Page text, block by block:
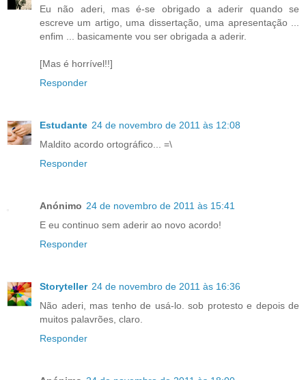
Eu não aderi, mas é-se obrigado a aderir quando se
escreve um artigo, uma dissertação, uma apresentação ...
enfim ... basicamente vou ser obrigada a aderir.
[Mas é horrível!!]
Responder
Estudante 24 de novembro de 2011 às 12:08
Maldito acordo ortográfico... =\
Responder
Anónimo 24 de novembro de 2011 às 15:41
E eu continuo sem aderir ao novo acordo!
Responder
Storyteller 24 de novembro de 2011 às 16:36
Não aderi, mas tenho de usá-lo. sob protesto e depois de
muitos palavrões, claro.
Responder